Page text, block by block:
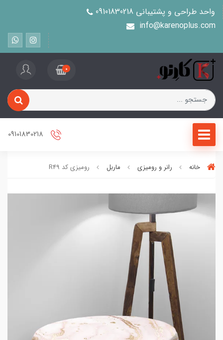
واحد طراحی و پشتیبانی 09101830218
info@karenoplus.com
0
خانه رانر و رومیزی ماربل رومیزی کد R49